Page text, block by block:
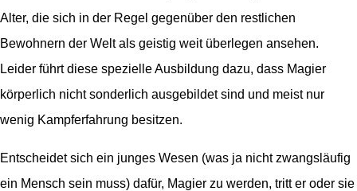
Alter, die sich in der Regel gegenüber den restlichen
Bewohnern der Welt als geistig weit überlegen ansehen.
Leider führt diese spezielle Ausbildung dazu, dass Magier
körperlich nicht sonderlich ausgebildet sind und meist nur
wenig Kampferfahrung besitzen.
Entscheidet sich ein junges Wesen (was ja nicht zwangsläufig
ein Mensch sein muss) dafür, Magier zu werden, tritt er oder sie